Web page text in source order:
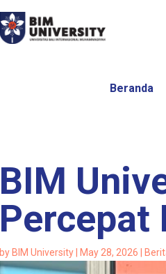
Beranda
BIM
Percepat
by BIM University May 28, 2026